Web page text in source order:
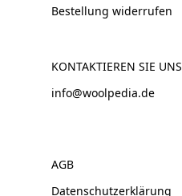
Bestellung widerrufen
KONTAKTIEREN SIE UNS
info@woolpedia.de
AGB
Datenschutzerklärung